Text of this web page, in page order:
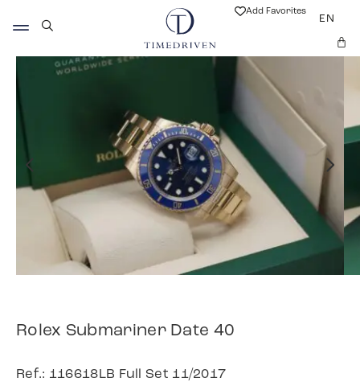
Add Favorites
EN
Rolex Submariner Date 40
Ref.: 116618LB Full Set 11/2017